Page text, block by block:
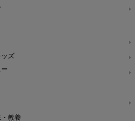
ッズ
教養